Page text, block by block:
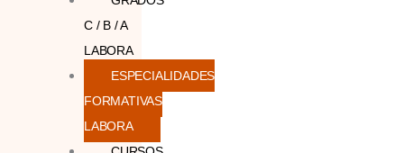
C / B / A
LABORA
ESPECIALIDADES
FORMATIVAS
LABORA